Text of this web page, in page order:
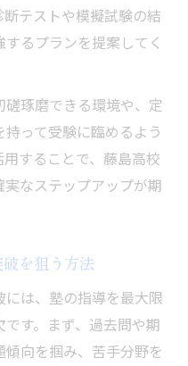
テストや模擬試験の結
るプランを提案してく
琢磨できる環境や、定
って受験に臨めるよう
することで、藤島高校
なステップアップが期
を狙う方法
は、塾の指導を最大限
す。まず、過去問や期
向を掴み、苦手分野を